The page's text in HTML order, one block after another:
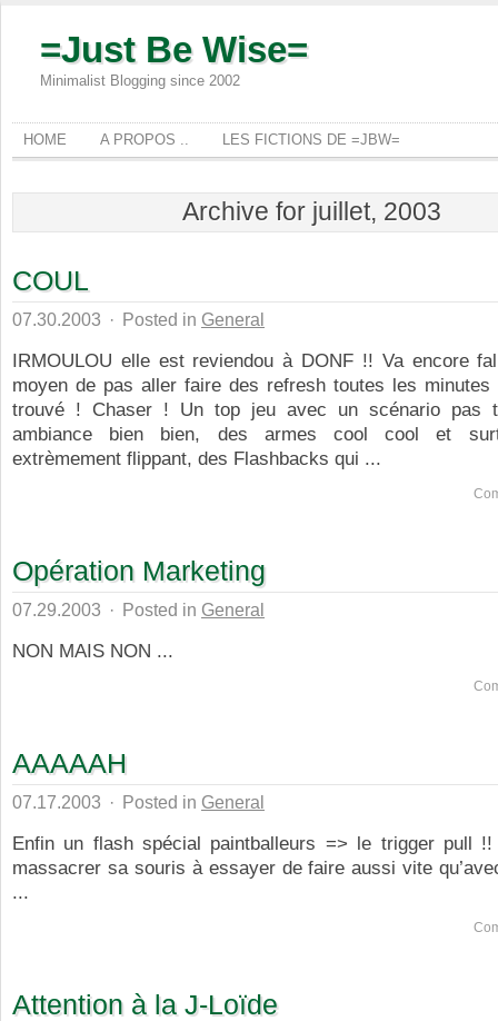
=Just Be Wise=
Minimalist Blogging since 2002
HOME A PROPOS .. LES FICTIONS DE =JBW=
Archive for juillet, 2003
COUL
07.30.2003 · Posted in General
IRMOULOU elle est reviendou à DONF !! Va encore
moyen de pas aller faire des refresh toutes les
trouvé ! Chaser ! Un top jeu avec un scénario pas
ambiance bien bien, des armes cool cool et
extrèmement flippant, des Flashbacks qui ...
Opération Marketing
07.29.2003 · Posted in General
NON MAIS NON ...
AAAAAH
07.17.2003 · Posted in General
Enfin un flash spécial paintballeurs => le trigger pull !!
massacrer sa souris à essayer de faire aussi vite
...
Attention à la J-Loïde